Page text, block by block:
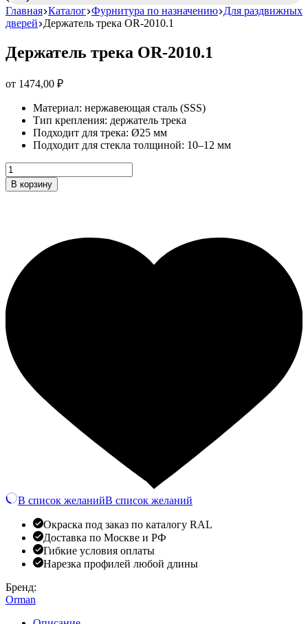
Главная Каталог Фурнитура по назначению Для раздвижных
дверей Держатель трека OR-2010.1
Держатель трека OR-2010.1
от 1474,00 ₽
Материал: нержавеющая сталь (SSS)
Тип крепления: держатель трека
Подходит для трека: Ø25 мм
Подходит для стекла толщиной: 10–12 мм
Держатель
трека
OR-
В корзину
В список желанийВ список желаний
Окраска под заказ по каталогу RAL
Доставка по Москве и РФ
Гибкие условия оплаты
Нарезка профилей любой длины
Бренд:
Orman